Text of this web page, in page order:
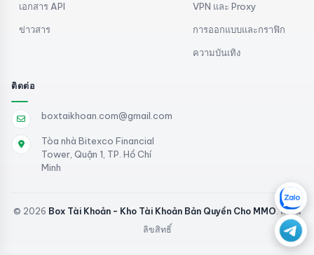
เอกสาร API
ข่าวสาร
VPN และ Proxy
การออกแบบและกราฟิก
ความบันเทิง
ติดต่อ
boxtaikhoan.com@gmail.com
Tòa nhà Bitexco Financial
Tower, Quận 1, TP. Hồ Chí
Minh
© 2026 Box Tài Khoản - Kho Tài Khoản Bản Quyền Cho MMO. สงวน
ลิขสิทธิ์